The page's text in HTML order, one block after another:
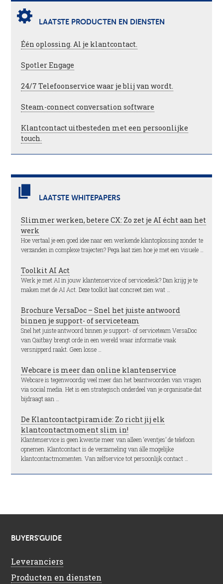
LAATSTE PRODUCTEN EN DIENSTEN
Één oplossing. Al je klantcontact.
Spotler Engage
24/7 Telefoonservice waar je blij van wordt.
Steam-connect conversation software
Klantcontact uitbesteden met een persoonlijke
touch.
LAATSTE WHITEPAPERS
Slimmer werken, betere CX: Zo zet je AI écht aan het
werk
Hoe vertaal je een goed idee naar een werkende klantoplossing zonder te
verzanden in complexe trajecten? Pega laat zien hoe je met een visuele …
Toolkit AI Act
Werk je met AI in jouw klantenservice of servicedesk? Dan krijg je te
maken met de AI Act. Deze toolkit laat concreet zien wat …
Brochure VersaDoc – Snel het juiste antwoord
binnen je support- of serviceteam
Snel het juiste antwoord binnen je support- of serviceteam VersaDoc
van Qaitbay brengt orde in een wereld waar informatie vaak
versnipperd raakt. Geen losse …
Webcare is meer dan online klantenservice
Webcare is tegenwoordig veel meer dan het beantwoorden van vragen
via social media. Het is een strategisch onderdeel van je organisatie dat
bijdraagt aan …
De Klantcontactpiramide: Zo richt jij elk
klantcontactmoment slim in!
Klantenservice is geen kwestie meer van alleen ‘eventjes’ de telefoon
opnemen. Klantcontact is de verzameling van álle mogelijke
klantcontactmomenten. Van zelfservice tot persoonlijk contact …
BUYERS’GUIDE
Leveranciers
Producten en diensten